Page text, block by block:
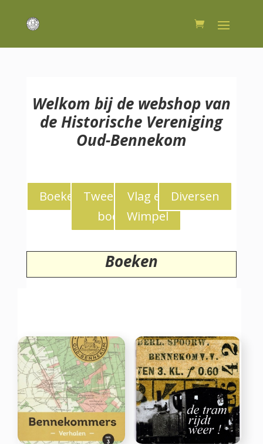
Welkom bij de webshop van
de Historische Vereniging
Oud-Bennekom
Boeken
Tweedekans
boeken
Vlag en
Wimpel
Diversen
Boeken